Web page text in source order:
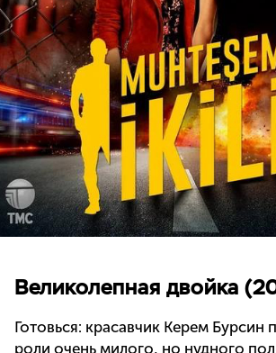
Великолепная двойка
Готовься: красавчик Керем Бурсин
роли очень милого, но нудного